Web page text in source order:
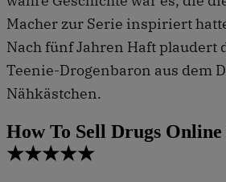
Macher zur Serie inspiriert
Nach fünf Jahren Haft plaudert
Teenie-Drogenbaron aus dem
Nähkästchen.
How To Sell Drugs Online
★★★★★